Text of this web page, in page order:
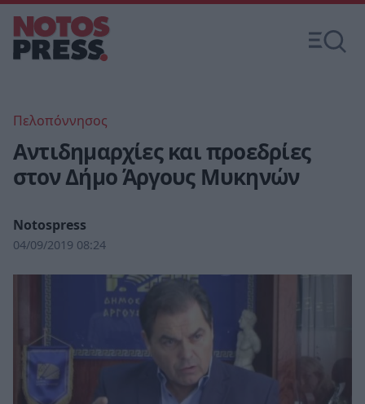
Πελοπόννησος
Αντιδημαρχίες και προεδρίες
στον Δήμο Άργους Μυκηνών
Notospress
04/09/2019 08:24